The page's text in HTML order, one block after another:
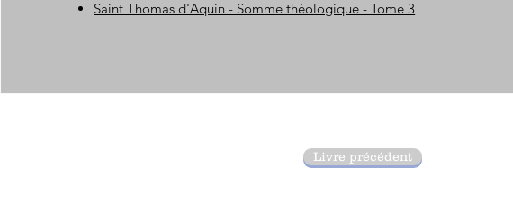
Saint Thomas d'Aquin - Somme théologique - Tome 3
Livre précédent